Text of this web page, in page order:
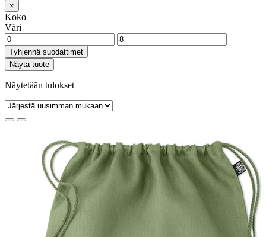
×
Koko
Väri
Tyhjennä suodattimet
Näytä tuote
Näytetään tulokset